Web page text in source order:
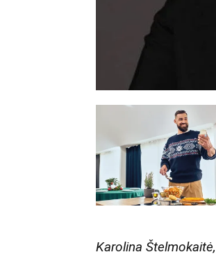
Karolina Štelmokaitė,